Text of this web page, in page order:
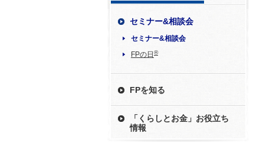
セミナー&相談会
セミナー&相談会
FPの日 ®
FPを知る
「くらしとお金」お役立ち
情報